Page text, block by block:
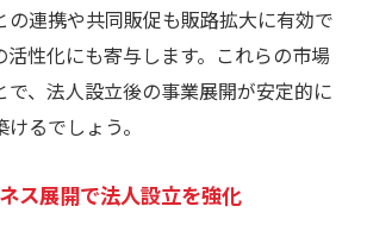
の連携や共同販促も販路拡大に有効で
活性化にも寄与します。これらの市場
で、法人設立後の事業展開が安定的に
るでしょう。
ス展開で法人設立を強化